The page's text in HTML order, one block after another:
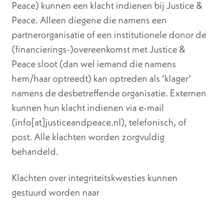
Peace) kunnen een klacht indienen bij Justice &
Peace. Alleen diegene die namens een
partnerorganisatie of een institutionele donor de
(financierings-)overeenkomst met Justice &
Peace sloot (dan wel iemand die namens
hem/haar optreedt) kan optreden als ‘klager’
namens de desbetreffende organisatie. Externen
kunnen hun klacht indienen via e-mail
(info[at]justiceandpeace.nl), telefonisch, of
post. Alle klachten worden zorgvuldig
behandeld.
Klachten over integriteitskwesties kunnen
gestuurd worden naar